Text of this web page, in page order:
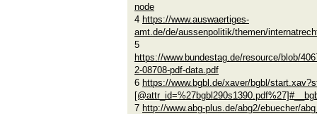
node
4 https://www.auswaertiges-
amt.de/de/aussenpolitik/themen/
5
https://www.bundestag.de/resource/blob/
2-08708-pdf-data.pdf
6 https://www.bgbl.de/xaver/bgbl/
7 http://www.abg-plus.de/abg2/ebuecher/